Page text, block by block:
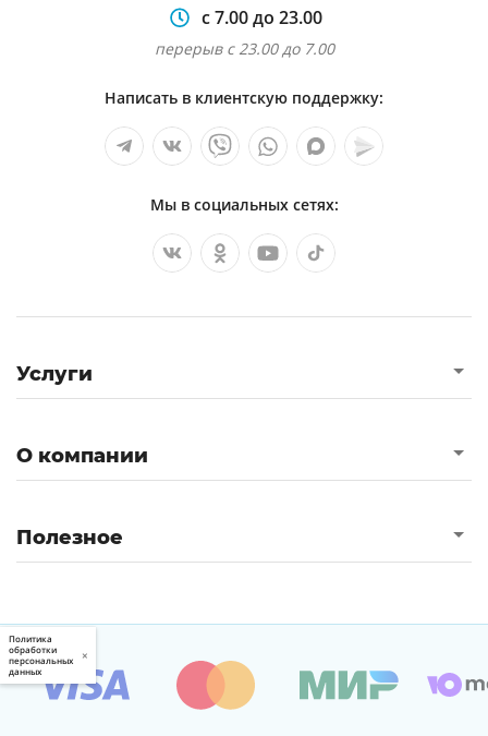
с 7.00 до 23.00
перерыв с 23.00 до 7.00
Написать в клиентскую поддержку:
Мы в социальных сетях:
Услуги
О компании
Полезное
Политика
обработки
персональных
данных
×